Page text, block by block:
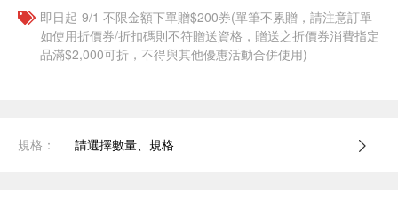
即日起-9/1 不限金額下單贈$200券(單筆不累贈，請注意訂單
如使用折價券/折扣碼則不符贈送資格，贈送之折價券消費指定
品滿$2,000可折，不得與其他優惠活動合併使用)
規格： 請選擇數量、規格